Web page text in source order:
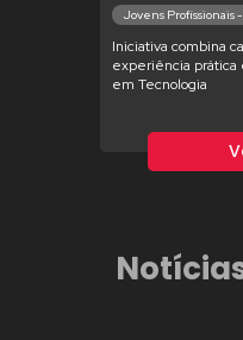
Jovens Profissionais
Iniciativa combina
experiência prática
em Tecnologia